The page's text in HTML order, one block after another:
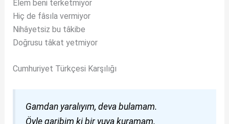
Elem beni terketmiyor
Hiç de fâsıla vermiyor
Nihâyetsiz bu tâkibe
Doğrusu tâkat yetmiyor
Cumhuriyet Türkçesi Karşılığı
Gamdan yaralıyım, deva bulamam.
Öyle garibim ki bir yuva kuramam.